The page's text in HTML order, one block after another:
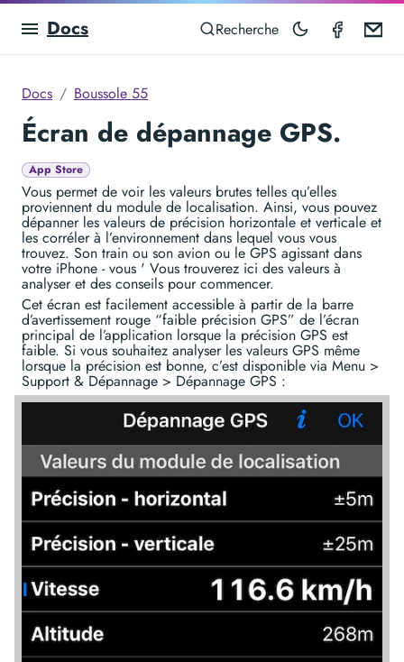
Docs Recherche
Docs Boussole 55
Écran de dépannage GPS.
App Store
Vous permet de voir les valeurs brutes telles qu’elles
proviennent du module de localisation. Ainsi, vous pouvez
dépanner les valeurs de précision horizontale et verticale et
les corréler à l’environnement dans lequel vous vous
trouvez. Son train ou son avion ou le GPS agissant dans
votre iPhone - vous ' Vous trouverez ici des valeurs à
analyser et des conseils pour commencer.
Cet écran est facilement accessible à partir de la barre
d’avertissement rouge “faible précision GPS” de l’écran
principal de l’application lorsque la précision GPS est
faible. Si vous souhaitez analyser les valeurs GPS même
lorsque la précision est bonne, c’est disponible via Menu >
Support & Dépannage > Dépannage GPS :